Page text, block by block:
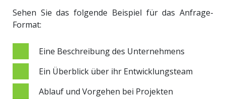
Sehen Sie das folgende Beispiel für das Anfrage-
Format:
Eine Beschreibung des Unternehmens
Ein Überblick über ihr Entwicklungsteam
Ablauf und Vorgehen bei Projekten